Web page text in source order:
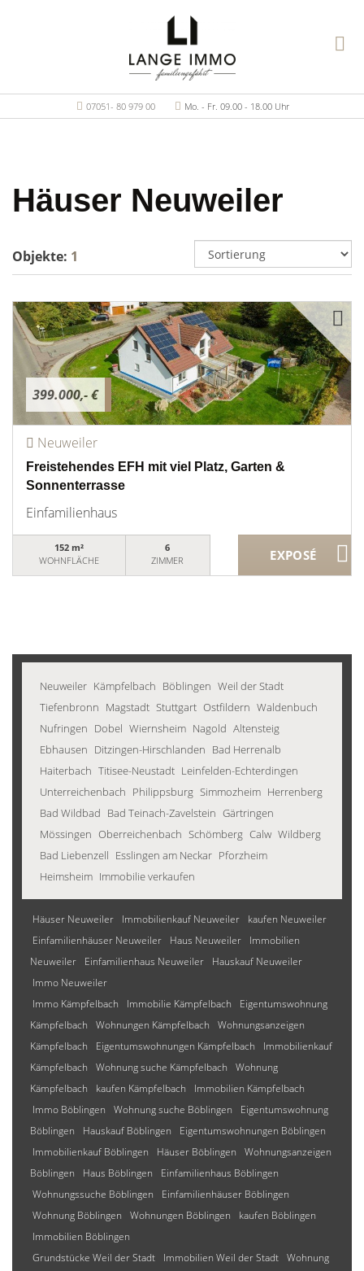
07051- 80 979 00 Mo. - Fr. 09.00 - 18.00 Uhr
Häuser Neuweiler
Objekte: 1
399.000,- €
Neuweiler
Freistehendes EFH mit viel Platz, Garten &
Sonnenterrasse
Einfamilienhaus
152 m²
WOHNFLÄCHE
6
ZIMMER
Neuweiler Kämpfelbach Böblingen Weil der Stadt
Tiefenbronn Magstadt Stuttgart Ostfildern Waldenbuch
Nufringen Dobel Wiernsheim Nagold Altensteig
Ebhausen Ditzingen-Hirschlanden Bad Herrenalb
Haiterbach Titisee-Neustadt Leinfelden-Echterdingen
Unterreichenbach Philippsburg Simmozheim Herrenberg
Bad Wildbad Bad Teinach-Zavelstein Gärtringen
Mössingen Oberreichenbach Schömberg Calw Wildberg
Bad Liebenzell Esslingen am Neckar Pforzheim
Heimsheim Immobilie verkaufen
Häuser Neuweiler Immobilienkauf Neuweiler
kaufen Neuweiler
Einfamilienhäuser Neuweiler
Haus Neuweiler
Immobilien
Neuweiler
Einfamilienhaus Neuweiler
Hauskauf Neuweiler
Immo Neuweiler
Immo Kämpfelbach
Immobilie Kämpfelbach
Eigentumswohnung
Kämpfelbach
Wohnungen Kämpfelbach
Wohnungsanzeigen
Kämpfelbach
Eigentumswohnungen Kämpfelbach
Immobilienkauf
Kämpfelbach
Wohnung suche Kämpfelbach
Wohnung
Kämpfelbach
kaufen Kämpfelbach
Immobilien Kämpfelbach
Immo Böblingen
Wohnung suche Böblingen
Eigentumswohnung
Böblingen
Hauskauf Böblingen
Eigentumswohnungen Böblingen
Immobilienkauf Böblingen
Häuser Böblingen
Wohnungsanzeigen
Böblingen
Haus Böblingen
Einfamilienhaus Böblingen
Wohnungssuche Böblingen
Einfamilienhäuser Böblingen
Wohnung Böblingen
Wohnungen Böblingen
kaufen Böblingen
Immobilien Böblingen
Grundstücke Weil der Stadt
Immobilien Weil der Stadt Wohnung